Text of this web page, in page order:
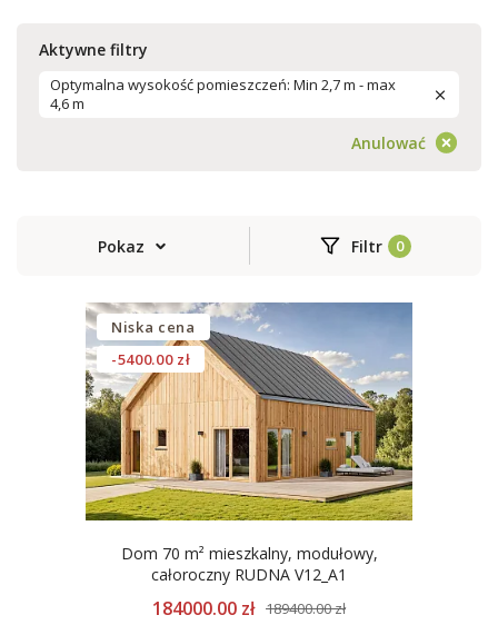
Aktywne filtry
Optymalna wysokość pomieszczeń: Min 2,7 m - max
4,6 m
Anulować
Pokaz Filtr
Niska cena
-5400.00 zł
Dom 70 m² mieszkalny, modułowy,
całoroczny RUDNA V12_A1
184000.00 zł 189400.00 zł